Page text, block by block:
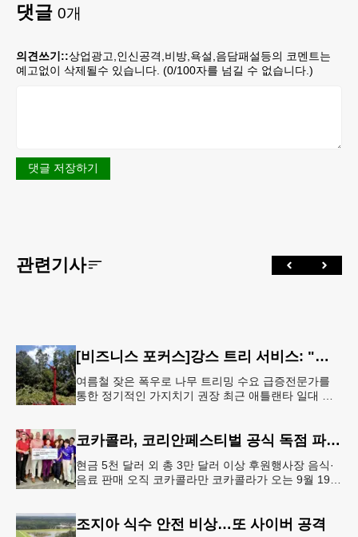
댓글 0개
의견쓰기::상업광고,인신공격,비방,욕설,음담패설등의 코멘트는
예고없이 삭제될수 있습니다. (0/100자를 넘길 수 없습니다.)
댓글 저장하기
관련기사
[비즈니스 포커스]강스 트리 서비스: "강풍에 부러질라"… 여름철 주택가 수목 관리 '비상'
여름철 잦은 폭우로 나무 트리밍 수요 급증전문가를
통한 정기적인 가지치기 권장 최근 애틀랜타 일대 주
코카콜라, 코리안페스티벌 공식 독점 파트너 참여
현금 5천 달러 외 총 3만 달러 이상 후원행사장 음식·
음료 판매 오직 코카콜라만 코카콜라가 오는 9월 19-
조지아 식수 안전 비상…또 사이버 공격